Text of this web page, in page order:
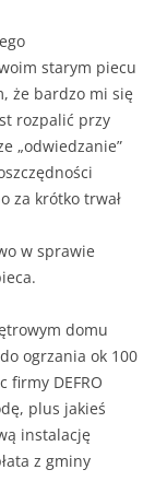
starym piecu
że bardzo mi się
rozpalić przy
„odwiedzanie”
za krótko trwał
w sprawie
domu
ogrzania ok 100
firmy DEFRO
plus jakieś
instalację
z gminy